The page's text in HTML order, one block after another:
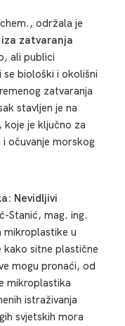
održala je
zatvaranja
ali publici
biološki i okolišni
zatvaranja
stavljen je na
je ključno za
očuvanje morskog
Nevidljivi
Stanić, mag. ing.
u
sitne plastične
mogu pronaći, od
mikroplastika
istraživanja
svjetskih mora